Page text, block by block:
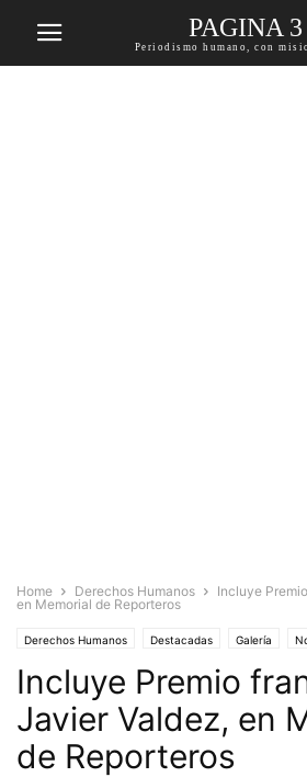
PAGINA 3
Periodismo humano, con
Home Derechos Humanos
Incluye
en Memorial de Reporteros
Derechos Humanos Destacadas Galería
Nacionales
Incluye Premio
Javier Valdez, en
de Reporteros